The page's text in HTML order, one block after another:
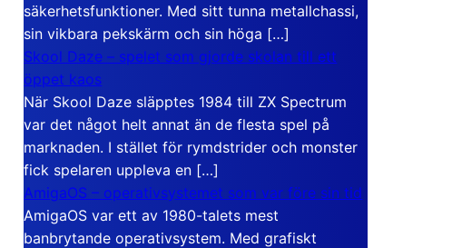
säkerhetsfunktioner. Med sitt tunna metallchassi,
sin vikbara pekskärm och sin höga […]
Skool Daze – spelet som gjorde skolan till ett
öppet kaos
När Skool Daze släpptes 1984 till ZX Spectrum
var det något helt annat än de flesta spel på
marknaden. I stället för rymdstrider och monster
fick spelaren uppleva en […]
AmigaOS – operativsystemet som var före sin tid
AmigaOS var ett av 1980-talets mest
banbrytande operativsystem. Med grafiskt